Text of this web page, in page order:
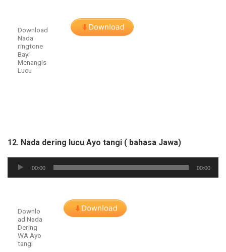
Download
Nada
ringtone
Bayi
Menangis
Lucu
12. Nada dering lucu Ayo tangi ( bahasa Jawa)
Audio
Player
00:00 00:00
Downlo
ad Nada
Dering
WA Ayo
tangi